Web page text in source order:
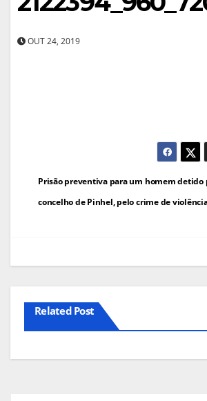
OUT 24, 2019
Navegação
de
Prisão preventiva para um homem detido
concelho de Pinhel, pelo crime de
Related Post